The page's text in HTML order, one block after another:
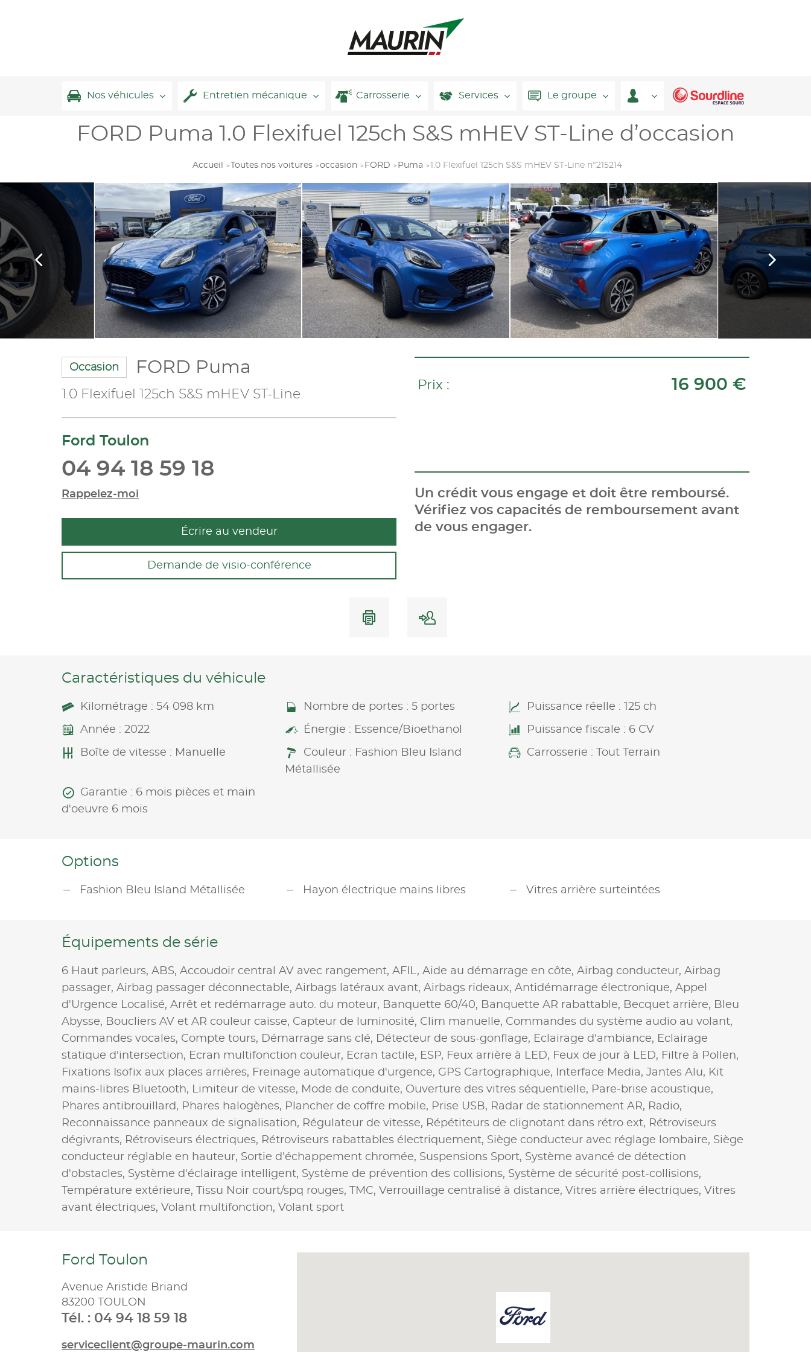
Nos véhicules Entretien mécanique Carrosserie Services Le groupe
FORD Puma 1.0 Flexifuel 125ch S&S mHEV ST-Line d’occasion
Accueil Toutes nos voitures occasion FORD Puma 1.0 Flexifuel 125ch S&S mHEV ST-Line n°215214
Occasion FORD Puma
1.0 Flexifuel 125ch S&S mHEV ST-Line
Ford Toulon
04 94 18 59 18
Rappelez-moi
Écrire au vendeur
Demande de visio-conférence
Prix : 16 900 €
Un crédit vous engage et doit être remboursé.
Vérifiez vos capacités de remboursement avant
de vous engager.
Caractéristiques du véhicule
Kilométrage : 54 098 km Nombre de portes : 5 portes Puissance réelle : 125 ch
Année : 2022 Énergie : Essence/Bioethanol Puissance fiscale : 6 CV
Boîte de vitesse : Manuelle
Couleur : Fashion Bleu Island
Métallisée
Carrosserie : Tout Terrain
Garantie : 6 mois pièces et main
d'oeuvre 6 mois
Options
Fashion Bleu Island Métallisée Hayon électrique mains libres Vitres arrière surteintées
Équipements de série
6 Haut parleurs, ABS, Accoudoir central AV avec rangement, AFIL, Aide au démarrage en côte, Airbag conducteur, Airbag
passager, Airbag passager déconnectable, Airbags latéraux avant, Airbags rideaux, Antidémarrage électronique, Appel
d'Urgence Localisé, Arrêt et redémarrage auto. du moteur, Banquette 60/40, Banquette AR rabattable, Becquet arrière, Bleu
Abysse, Boucliers AV et AR couleur caisse, Capteur de luminosité, Clim manuelle, Commandes du système audio au volant,
Commandes vocales, Compte tours, Démarrage sans clé, Détecteur de sous-gonflage, Eclairage d'ambiance, Eclairage
statique d'intersection, Ecran multifonction couleur, Ecran tactile, ESP, Feux arrière à LED, Feux de jour à LED, Filtre à Pollen,
Fixations Isofix aux places arrières, Freinage automatique d'urgence, GPS Cartographique, Interface Media, Jantes Alu, Kit
mains-libres Bluetooth, Limiteur de vitesse, Mode de conduite, Ouverture des vitres séquentielle, Pare-brise acoustique,
Phares antibrouillard, Phares halogènes, Plancher de coffre mobile, Prise USB, Radar de stationnement AR, Radio,
Reconnaissance panneaux de signalisation, Régulateur de vitesse, Répétiteurs de clignotant dans rétro ext, Rétroviseurs
dégivrants, Rétroviseurs électriques, Rétroviseurs rabattables électriquement, Siège conducteur avec réglage lombaire, Siège
conducteur réglable en hauteur, Sortie d'échappement chromée, Suspensions Sport, Système avancé de détection
d'obstacles, Système d'éclairage intelligent, Système de prévention des collisions, Système de sécurité post-collisions,
Température extérieure,
Tissu Noir court/spq rouges, TMC, Verrouillage centralisé à distance, Vitres arrière électriques, Vitres
avant électriques, Volant multifonction, Volant sport
Ford Toulon
Avenue Aristide Briand
83200 TOULON
Tél. : 04 94 18 59 18
serviceclient@groupe-maurin.com